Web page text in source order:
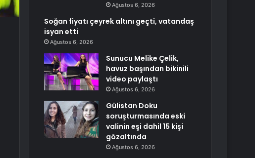
Ağustos 6, 2026
Soğan fiyatı çeyrek altını geçti, vatandaş
isyan etti
Ağustos 6, 2026
Sunucu Melike Çelik,
havuz başından bikinili
video paylaştı
Ağustos 6, 2026
Gülistan Doku
soruşturmasında eski
valinin eşi dahil 15 kişi
gözaltında
Ağustos 6, 2026